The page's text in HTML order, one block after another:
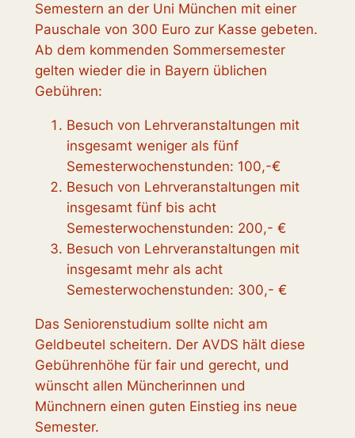
Semestern an der Uni München mit einer
Pauschale von 300 Euro zur Kasse gebeten.
Ab dem kommenden Sommersemester
gelten wieder die in Bayern üblichen
Gebühren:
Besuch von Lehrveranstaltungen mit
insgesamt weniger als fünf
Semesterwochenstunden: 100,-€
Besuch von Lehrveranstaltungen mit
insgesamt fünf bis acht
Semesterwochenstunden: 200,- €
Besuch von Lehrveranstaltungen mit
insgesamt mehr als acht
Semesterwochenstunden: 300,- €
Das Seniorenstudium sollte nicht am
Geldbeutel scheitern. Der AVDS hält diese
Gebührenhöhe für fair und gerecht, und
wünscht allen Müncherinnen und
Münchnern einen guten Einstieg ins neue
Semester.